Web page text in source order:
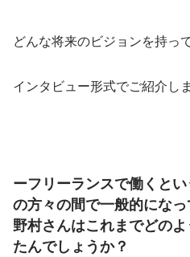
どんな将来のビジョンを持っ
インタビュー形式でご紹介し
ーフリーランスで働くと
の方々の間で一般的になっ
野村さんはこれまでどの
たんでしょうか？